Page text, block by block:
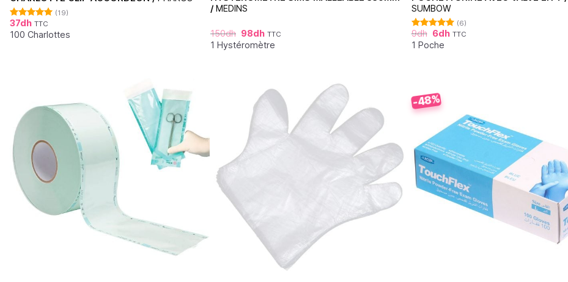
Note4.95
sur 5
(19)
37dh TTC
100 Charlottes
/ MEDINS
150dh 98dh TTC
1 Hystéromètre
SUMBOW
Note
5.00
sur 5
(6)
9dh 6dh TTC
1 Poche
-48%